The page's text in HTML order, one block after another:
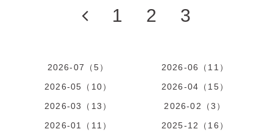
1 2 3
2026-07（5）
2026-06（11）
2026-05（10）
2026-04（15）
2026-03（13）
2026-02（3）
2026-01（11）
2025-12（16）